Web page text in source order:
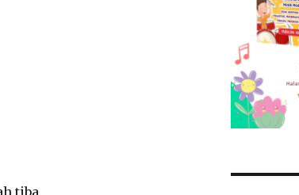
tiba